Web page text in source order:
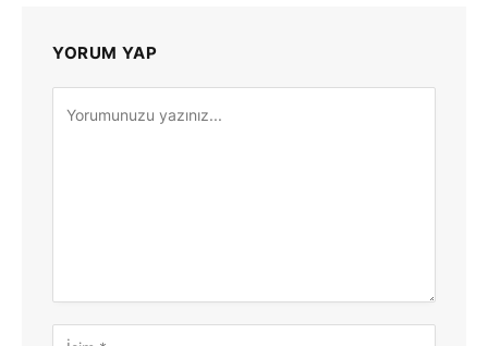
YORUM YAP